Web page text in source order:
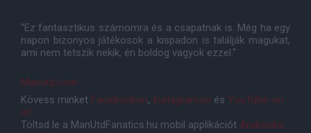
"Ez fantasztikus számomra és a csapatnak is. Még ha egy
napon bizonyos játékosok a kispadon is találják magukat,
ami nem tetszik nekik, én boldog vagyok ezzel."
Manutd.com
Kövess minket Facebookon, Instagramon és YouTube-on
is!
Töltsd le a ManUtdFanatics.hu mobil applikációt Androidra